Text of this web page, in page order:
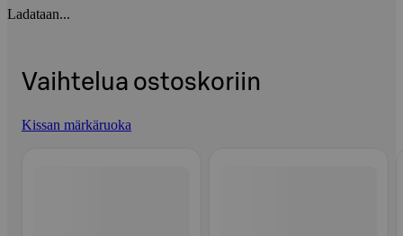
Ladataan...
Vaihtelua ostoskoriin
Kissan märkäruoka